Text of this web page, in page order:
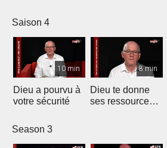
Saison 4
10 min
Dieu a pourvu à
votre sécurité
8 min
Dieu te donne
ses ressources
Season 3